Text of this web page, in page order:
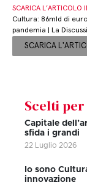
SCARICA L’ARTICOLO
Cultura: 86mld di
pandemia | La
SCARICA
Scelti
Capitale
sfida i grandi
22 Luglio 2026
Io sono
innovazione